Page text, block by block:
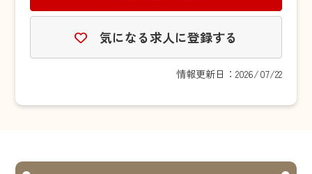
気になる求人に登録する
情報更新日：2026/07/22